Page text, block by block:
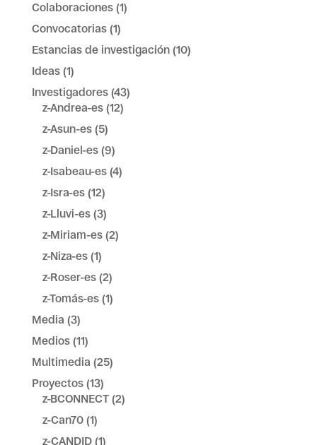
Colaboraciones(1)
Convocatorias(1)
Estancias de investigación(10)
Ideas(1)
Investigadores(43)
z-Andrea-es(12)
z-Asun-es(5)
z-Daniel-es(9)
z-Isabeau-es(4)
z-Isra-es(12)
z-Lluvi-es(3)
z-Miriam-es(2)
z-Niza-es(1)
z-Roser-es(2)
z-Tomás-es(1)
Media (3)
Medios(11)
Multimedia (25)
Proyectos(13)
z-BCONNECT(2)
z-Can70(1)
z-CANDID(1)